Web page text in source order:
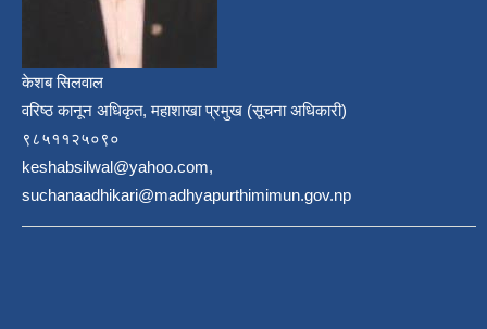
केशब सिलवाल
वरिष्ठ कानून अधिकृत, महाशाखा प्रमुख (सूचना अधिकारी)
९८५११२५०९०
keshabsilwal@yahoo.com,
suchanaadhikari@madhyapurthimimun.gov.np